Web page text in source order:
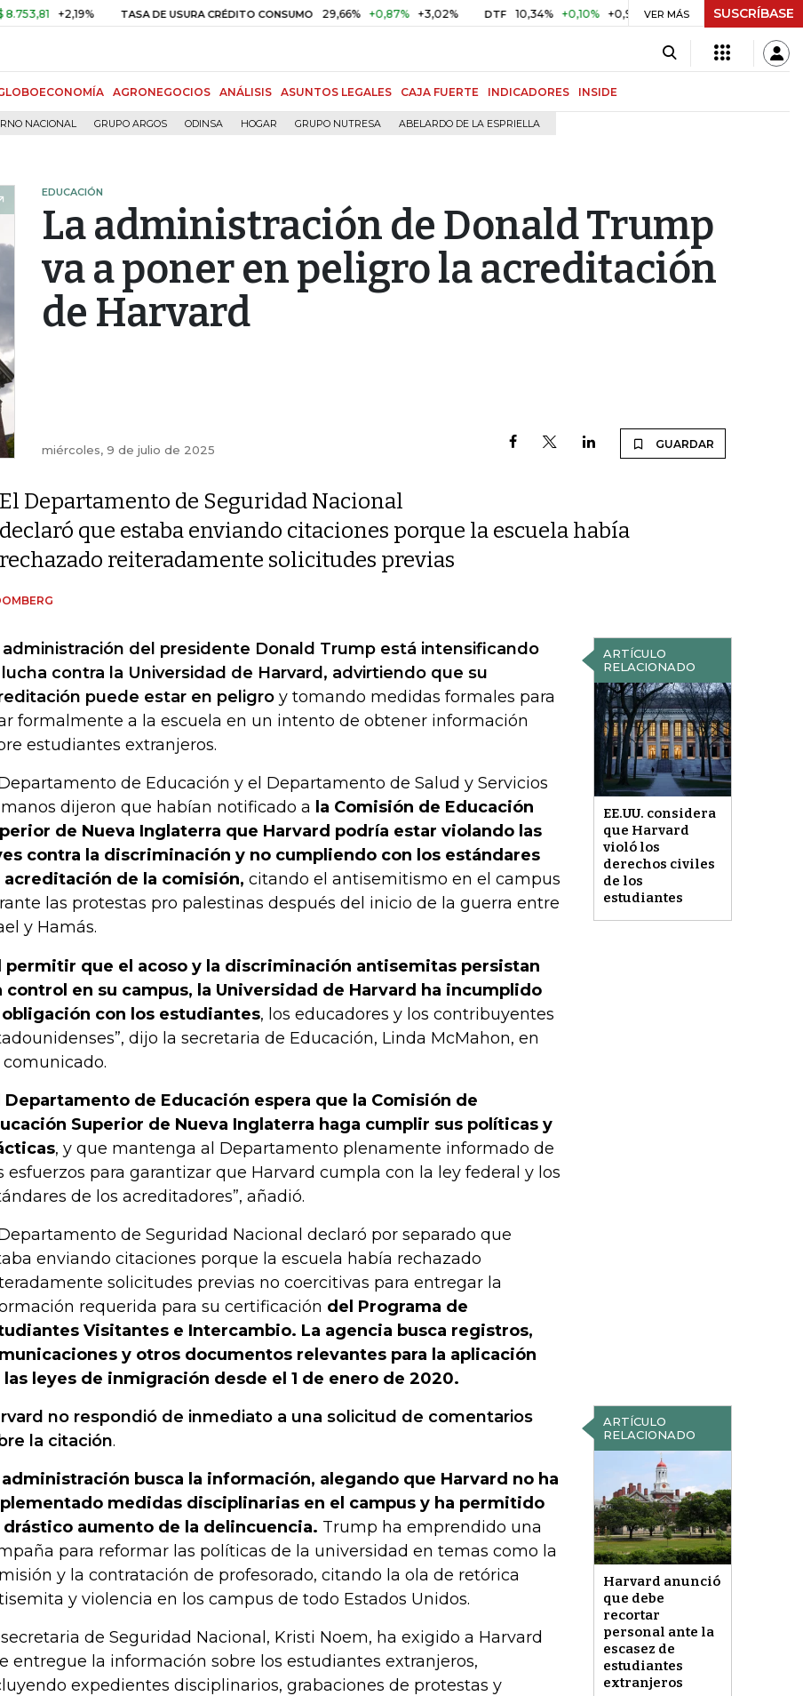
+2,19% TASA DE USURA CRÉDITO CONSUMO 29,66% +0,87% +3,02% DTF 10,34% +0,10% +0,98% UVR $ 416,91 +$ 0,05 +0,01%
VER MÁS SUSCRÍBASE
AGRONEGOCIOS ANÁLISIS ASUNTOS LEGALES CAJA FUERTE INDICADORES INSIDE
NACIONAL GRUPO ARGOS ODINSA HOGAR GRUPO NUTRESA ABELARDO DE LA ESPRIELLA
EDUCACIÓN
La administración de Donald Trump
va a poner en peligro la acreditación
de Harvard
miércoles, 9 de julio de 2025 GUARDAR
El Departamento de Seguridad Nacional
declaró que estaba enviando citaciones porque la escuela había
rechazado reiteradamente solicitudes previas
ARTÍCULO
RELACIONADO
EE.UU. considera
que Harvard
violó los
derechos civiles
de los
estudiantes
administración del presidente Donald Trump está intensificando
contra la Universidad de Harvard, advirtiendo que su
puede estar en peligro y tomando medidas formales para
formalmente a la escuela en un intento de obtener información
estudiantes extranjeros.
de Educación y el Departamento de Salud y Servicios
dijeron que habían notificado a la Comisión de Educación
de Nueva Inglaterra que Harvard podría estar violando las
contra la discriminación y no cumpliendo con los estándares
acreditación de la comisión, citando el antisemitismo en el campus
las protestas pro palestinas después del inicio de la guerra entre
y Hamás.
permitir que el acoso y la discriminación antisemitas persistan
control en su campus, la Universidad de Harvard ha incumplido
obligación con los estudiantes, los educadores y los contribuyentes
dijo la secretaria de Educación, Linda McMahon, en
comunicado.
Departamento de Educación espera que la Comisión de
Superior de Nueva Inglaterra haga cumplir sus políticas y
, y que mantenga al Departamento plenamente informado de
esfuerzos para garantizar que Harvard cumpla con la ley federal y los
de los acreditadores”, añadió.
de Seguridad Nacional declaró por separado que
enviando citaciones porque la escuela había rechazado
solicitudes previas no coercitivas para entregar la
requerida para su certificación del Programa de
Visitantes e Intercambio. La agencia busca registros,
y otros documentos relevantes para la aplicación
las leyes de inmigración desde el 1 de enero de 2020.
ARTÍCULO
RELACIONADO
Harvard anunció
que debe
recortar
personal ante la
escasez de
estudiantes
extranjeros
no respondió de inmediato a una solicitud de comentarios
la citación.
administración busca la información, alegando que Harvard no ha
medidas disciplinarias en el campus y ha permitido
drástico aumento de la delincuencia. Trump ha emprendido una
para reformar las políticas de la universidad en temas como la
y la contratación de profesorado, citando la ola de retórica
y violencia en los campus de todo Estados Unidos.
de Seguridad Nacional, Kristi Noem, ha exigido a Harvard
entregue la información sobre los estudiantes extranjeros,
expedientes disciplinarios, grabaciones de protestas y